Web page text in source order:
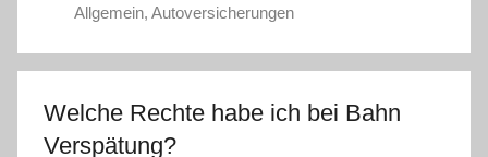
Allgemein, Autoversicherungen
Welche Rechte habe ich bei Bahn
Verspätung?